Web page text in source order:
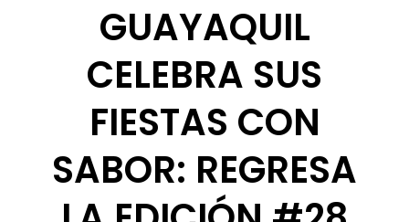
GUAYAQUIL
CELEBRA SUS
FIESTAS CON
SABOR: REGRESA